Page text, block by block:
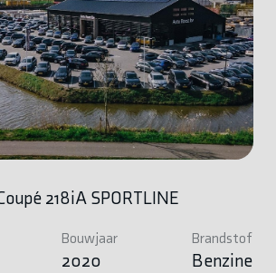
218iA SPORTLINE
Bouwjaar
2020
Brandstof
Benzine